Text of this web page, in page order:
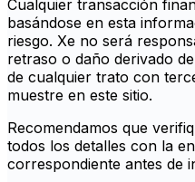
Cualquier transacción
basándose en esta
riesgo. Xe no será
retraso o daño derivado
de cualquier trato con
muestre en este sitio.
Recomendamos que
todos los detalles con la
correspondiente antes de